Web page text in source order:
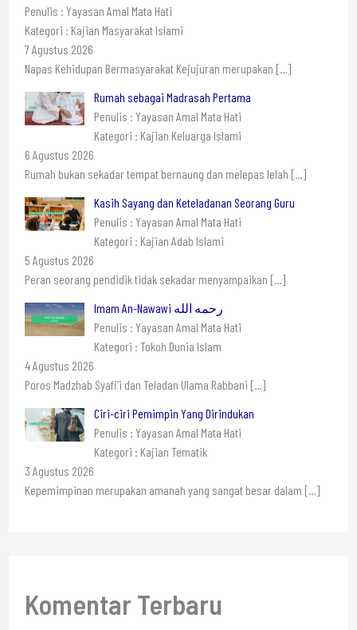
Penulis : Yayasan Amal Mata Hati
Kategori : Kajian Masyarakat Islami
7 Agustus 2026
Napas Kehidupan Bermasyarakat Kejujuran merupakan […]
Rumah sebagai Madrasah Pertama
Penulis : Yayasan Amal Mata Hati
Kategori : Kajian Keluarga Islami
6 Agustus 2026
Rumah bukan sekadar tempat bernaung dan melepas lelah […]
Kasih Sayang dan Keteladanan Seorang Guru
Penulis : Yayasan Amal Mata Hati
Kategori : Kajian Adab Islami
5 Agustus 2026
Peran seorang pendidik tidak sekadar menyampaikan […]
Imam An-Nawawi رحمه الله
Penulis : Yayasan Amal Mata Hati
Kategori : Tokoh Dunia Islam
4 Agustus 2026
Poros Madzhab Syafi’i dan Teladan Ulama Rabbani […]
Ciri-ciri Pemimpin Yang Dirindukan
Penulis : Yayasan Amal Mata Hati
Kategori : Kajian Tematik
3 Agustus 2026
Kepemimpinan merupakan amanah yang sangat besar dalam […]
Komentar Terbaru